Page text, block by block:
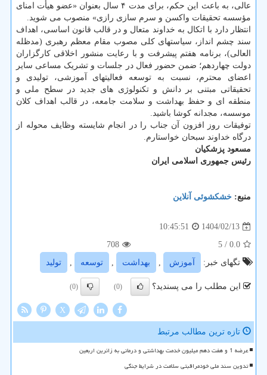
عالی، به باعث این حکم، برای مدت ۴ سال بعنوان «عضو هیأت امنای
مؤسسه تحقیقات واکسن و سرم سازی رازی» منصوب می شوید.
انتظار دارد با اتکال به خداوند متعال و در قالب قانون اساسی، اهداف
سند چشم انداز، سیاستهای کلی مصوب مقام معظم رهبری (مدظله
العالی)، برنامه هفتم پیشرفت و با رعایت منشور اخلاقی کارگزاران
دولت چهاردهم؛ ضمن حضور فعال در جلسات و تشریک مساعی سایر
اعضای محترم، نسبت به توسعه فعالیتهای آموزشی، تولیدی و
تحقیقاتی مبتنی بر دانش و تکنولوژی های جدید در سطح ملی و
منطقه ای و حفظ بهداشت و سلامت جامعه، در قالب اهداف کلان
موسسه، مجدانه کوشا باشید.
توفیقات روز افزون آن جناب را در انجام شایسته وظایف محوله از
درگاه خداوند سبحان خواستارم.
مسعود پزشکیان
رئیس جمهوری اسلامی ایران
منبع: خشكشوئی آنلاین
1404/02/13
10:45:51
0.0
/ 5
708
تگهای خبر:
آموزش , بهداشت , توسعه , تولید
این مطلب را می پسندید؟ (0)
(0)
X
تازه ترین مطالب مرتبط
عرضه 1 و هفت دهم میلیون خدمت بهداشتی و درمانی به زائرین اربعین
تدوین سند ملی خودمراقبتی سلامت در شرایط جنگی